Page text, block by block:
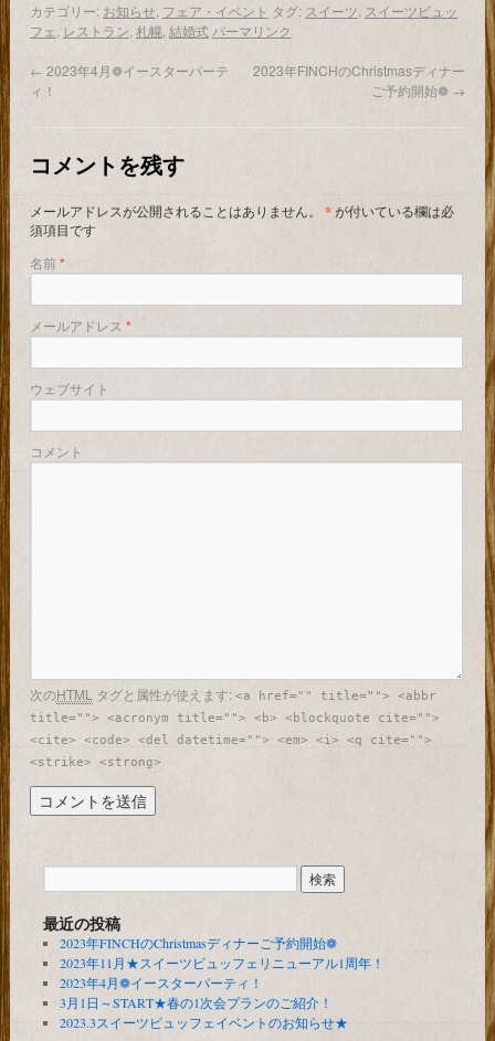
カテゴリー: お知らせ フェア・イベント タグ: スイーツ スイーツビュッ
フェ
レストラン 札幌, 結婚式 パーマリンク
← 2023年4月❁イースターパーテ
ィ！
2023年FINCHのChristmasディナー
ご予約開始❁ →
コメントを残す
メールアドレスが公開されることはありません。 *が付いている欄は必
須項目です
名前*
メールアドレス *
ウェブサイト
コメント
次のHTML タグと属性が使えます: <a href="" title=""> <abbr
title=""> <acronym title=""> <b> <blockquote cite="">
<cite> <code> <del datetime=""> <em> <i> <q cite="">
<strike> <strong>
最近の投稿
2023年FINCHのChristmasディナーご予約開始❁
2023年11月★スイーツビュッフェリニューアル1周年！
2023年4月❁イースターパーティ！
3月1日～START★春の1次会プランのご紹介！
2023.3スイーツビュッフェイベントのお知らせ★